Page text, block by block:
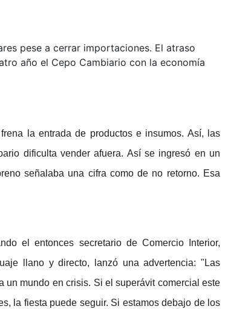
pese a cerrar importaciones. El atraso
año el Cepo Cambiario con la economía
la entrada de productos e insumos. Así, las
dificulta vender afuera. Así se ingresó en un
señalaba una cifra como de no retorno. Esa
el entonces secretario de Comercio Interior,
llano y directo, lanzó una advertencia: "Las
un mundo en crisis. Si el superávit comercial este
la fiesta puede seguir. Si estamos debajo de los